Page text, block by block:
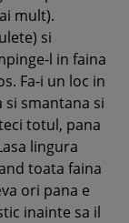
mult).
si
l in faina
Fa-i un loc in
si smantana si
totul, pana
lingura
toata faina
ori pana e
inainte sa il